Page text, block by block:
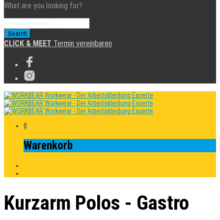
What are you looking for?
CLICK & MEET Termin vereinbaren
0
Warenkorb
Kurzarm Polos - Gastro